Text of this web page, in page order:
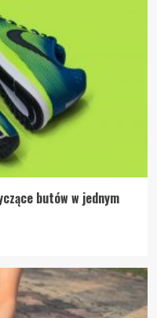
butów w jednym